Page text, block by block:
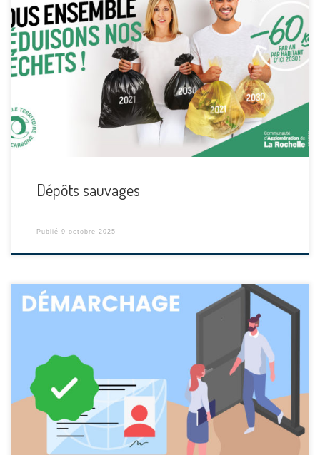
[…]
Dépôts sauvages
Publié 9 octobre 2025
[…]